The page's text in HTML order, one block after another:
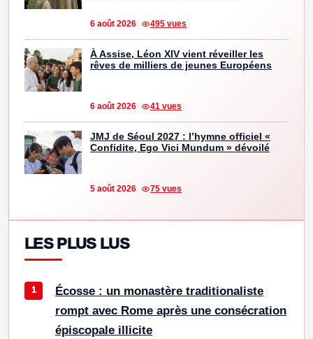
6 août 2026 495 vues
À Assise, Léon XIV vient réveiller les
rêves de milliers de jeunes Européens
6 août 2026 41 vues
JMJ de Séoul 2027 : l’hymne officiel «
Confidite, Ego Vici Mundum » dévoilé
5 août 2026 75 vues
LES PLUS LUS
Écosse : un monastère traditionaliste
rompt avec Rome après une consécration
épiscopale illicite